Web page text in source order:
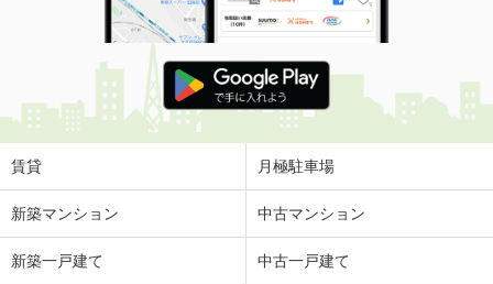
兵庫県尼崎市稲葉荘１丁目
価 格
4.30万円
住 所
兵庫県尼崎市稲葉荘１丁目
専有面積
兵庫県神戸市灘区将軍通２丁目
6.80万円
賃貸 月極駐車場
新築マンション 中古マンション
新築一戸建て 中古一戸建て